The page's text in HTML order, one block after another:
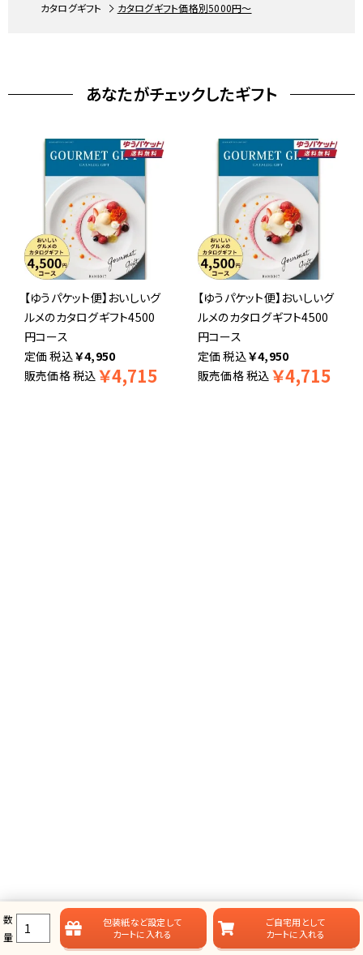
数
量
包装紙など設定して
カートに入れる
ご自宅用として
カートに入れる
10本結び切り
結び切りののしは引出物、結
婚内祝い結婚お祝いに使用
します。
蝶結び
一般のし紙です。何度あって
も良いお祝いやお返しに使
います。
銀蓮
カタログギフト
カタログギフト価格別5000円～
あなたがチェックしたギフト
【ゆうパケット便】おいしいグ
ルメのカタログギフト4500
円コース
税込￥4,950
販売価格税込 ￥4,715
【ゆうパケット便】おいしいグ
ルメのカタログギフト4500
円コース
税込￥4,950
販売価格税込 ￥4,715